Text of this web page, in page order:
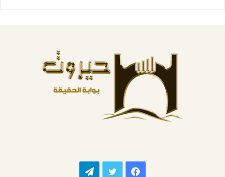
فيسبوك تويتر تيلقرام